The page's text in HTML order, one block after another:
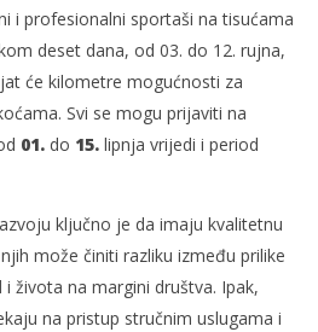
i profesionalni sportaši na tisućama
deset dana, od 03. do 12. rujna,
će kilometre mogućnosti za
Svi se mogu prijaviti na
01. do 15. lipnja vrijedi i period
ključno je da imaju kvalitetnu
može činiti razliku između prilike
života na margini društva. Ipak,
na pristup stručnim uslugama i